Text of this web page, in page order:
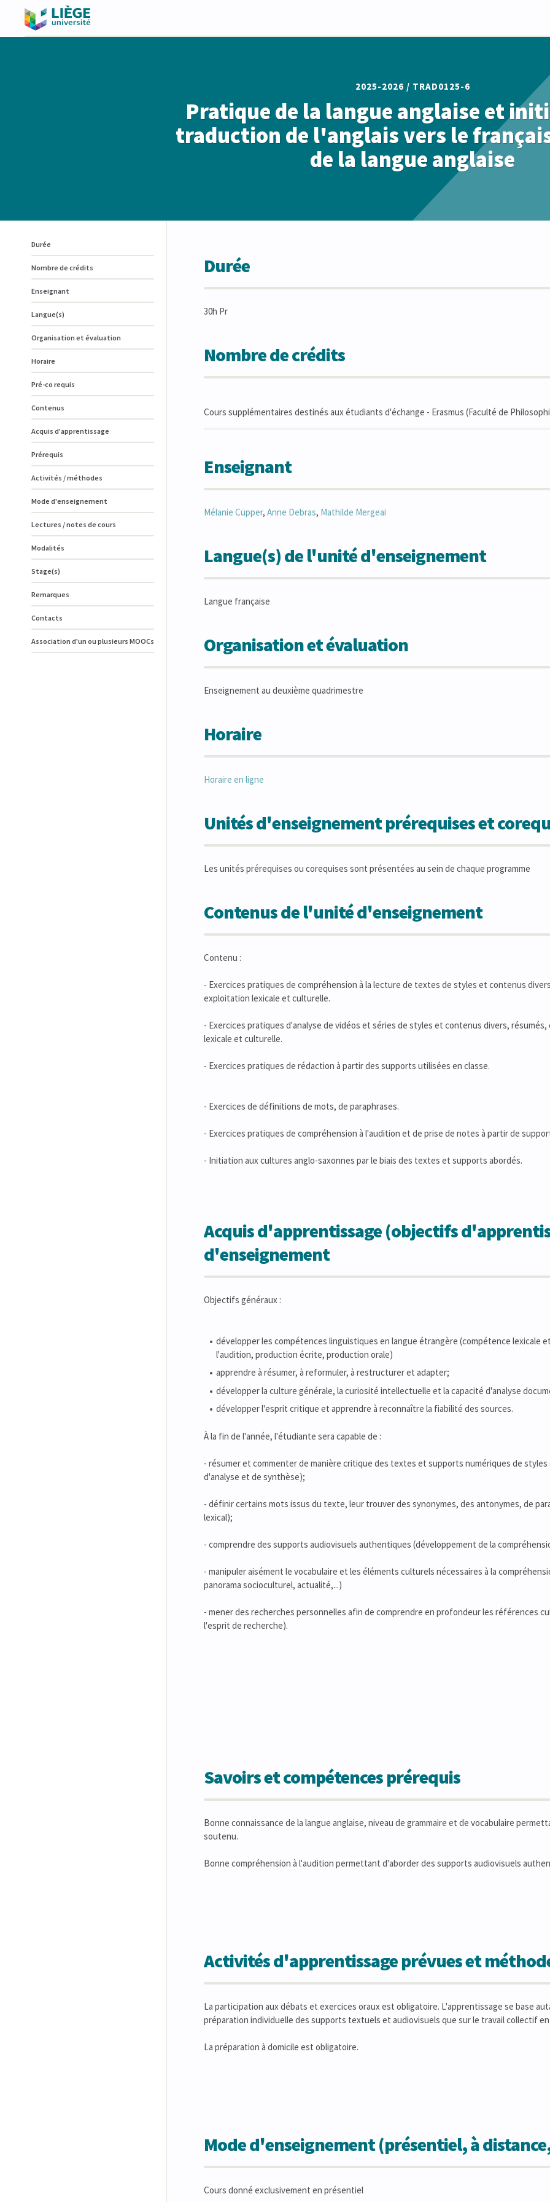
2025-2026 / TRAD0125-6
Pratique de la langue anglaise et
traduction de l'anglais vers le
de la langue anglaise
Durée
Nombre de crédits
Enseignant
Langue(s)
Organisation et évaluation
Horaire
Pré-co requis
Contenus
Acquis d'apprentissage
Prérequis
Activités / méthodes
Mode d'enseignement
Lectures / notes de cours
Modalités
Stage(s)
Remarques
Contacts
Association d'un ou plusieurs MOOCs
Durée
30h Pr
Nombre de crédits
Cours supplémentaires destinés aux étudiants d'échange - Erasmus (Faculté de
Enseignant
Mélanie Cüpper, Anne Debras, Mathilde Mergeai
Langue(s) de l'unité d'enseignement
Langue française
Organisation et évaluation
Enseignement au deuxième quadrimestre
Horaire
Horaire en ligne
Unités d'enseignement prérequises et
Les unités prérequises ou corequises sont présentées au sein de chaque programme
Contenus de l'unité d'enseignement
Contenu :
- Exercices pratiques de compréhension à la lecture de textes de styles et contenus
exploitation lexicale et culturelle.
- Exercices pratiques d'analyse de vidéos et séries de styles et contenus divers,
lexicale et culturelle.
- Exercices pratiques de rédaction à partir des supports utilisées en classe.
- Exercices de définitions de mots, de paraphrases.
- Exercices pratiques de compréhension à l'audition et de prise de notes à partir de
- Initiation aux cultures anglo-saxonnes par le biais des textes et supports abordés.
Acquis d'apprentissage (objectifs
d'enseignement
Objectifs généraux :
développer les compétences linguistiques en langue étrangère (compétence lexicale
l'audition, production écrite, production orale)
apprendre à résumer, à reformuler, à restructurer et adapter;
développer la culture générale, la curiosité intellectuelle et la capacité d'analyse
développer l'esprit critique et apprendre à reconnaître la fiabilité des sources.
À la fin de l'année, l'étudiante sera capable de :
- résumer et commenter de manière critique des textes et supports numériques de
d'analyse et de synthèse);
- définir certains mots issus du texte, leur trouver des synonymes, des antonymes, de
lexical);
- comprendre des supports audiovisuels authentiques (développement de la
- manipuler aisément le vocabulaire et les éléments culturels nécessaires à la
panorama socioculturel, actualité,...)
- mener des recherches personnelles afin de comprendre en profondeur les références
l'esprit de recherche).
Savoirs et compétences prérequis
Bonne connaissance de la langue anglaise, niveau de grammaire et de vocabulaire
soutenu.
Bonne compréhension à l'audition permettant d'aborder des supports audiovisuels
Activités d'apprentissage prévues et
La participation aux débats et exercices oraux est obligatoire. L'apprentissage se base
préparation individuelle des supports textuels et audiovisuels que sur le travail collectif en
La préparation à domicile est obligatoire.
Mode d'enseignement (présentiel, à
Cours donné exclusivement en présentiel